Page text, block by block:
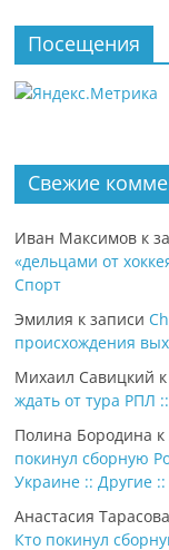
Посещения
Свежие
Иван Максимов к
«дельцами от
Спорт
Эмилия к записи
происхождения
Михаил Савицкий
ждать от тура РПЛ
Полина Бородина
покинул сборную
Украине :: Другие
Анастасия Тарасова
Кто покинул